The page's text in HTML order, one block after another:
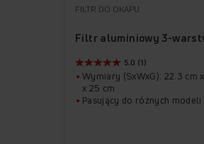
FILTR DO OKAPU
5.0 (1)
Wymiary (SxWxG): 22.3 cm
x 25 cm
Pasujący do różnych modeli